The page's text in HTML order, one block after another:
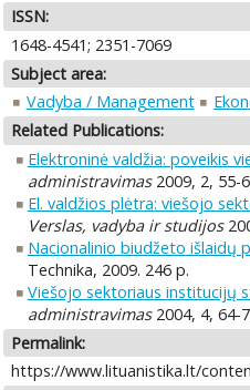
ISSN:
1648-4541; 2351-7069
Subject area:
Vadyba / Management
Related Publications:
Elektroninė valdžia: poveikis
administravimas2009, 2, 55-
El. valdžios plėtra: viešojo
Verslas, vadyba ir studijos
Nacionalinio biudžeto išlaidų
Technika, 2009. 246 p.
Viešojo sektoriaus institucijų
administravimas2004, 4, 64-
Permalink:
https://www.lituanistika.lt/